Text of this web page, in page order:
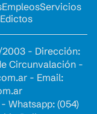
EmpleosServicios
Edictos
2003 - Dirección:
Circunvalación -
- Email:
Whatsapp: (054)